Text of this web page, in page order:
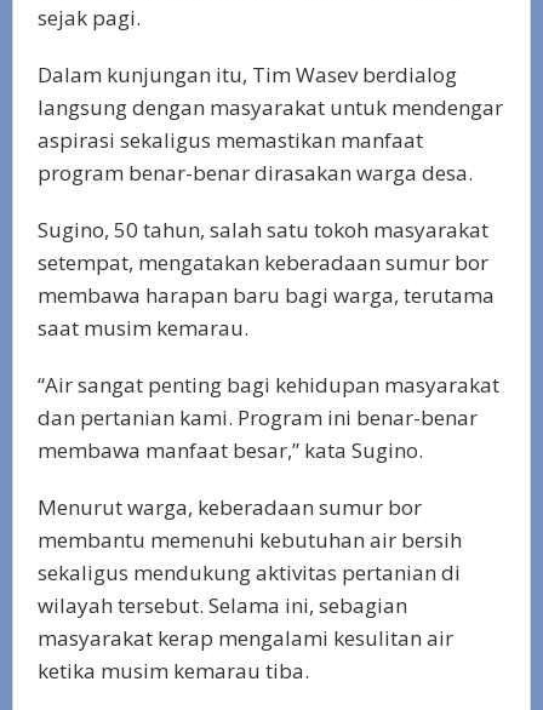
sejak pagi.
Dalam kunjungan itu, Tim Wasev berdialog
langsung dengan masyarakat untuk mendengar
aspirasi sekaligus memastikan manfaat
program benar-benar dirasakan warga desa.
Sugino, 50 tahun, salah satu tokoh masyarakat
setempat, mengatakan keberadaan sumur bor
membawa harapan baru bagi warga, terutama
saat musim kemarau.
“Air sangat penting bagi kehidupan masyarakat
dan pertanian kami. Program ini benar-benar
membawa manfaat besar,” kata Sugino.
Menurut warga, keberadaan sumur bor
membantu memenuhi kebutuhan air bersih
sekaligus mendukung aktivitas pertanian di
wilayah tersebut. Selama ini, sebagian
masyarakat kerap mengalami kesulitan air
ketika musim kemarau tiba.